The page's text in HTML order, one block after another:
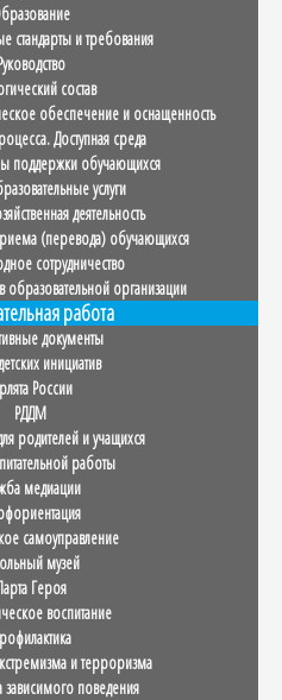
стандарты и требования
состав
обеспечение и оснащенность
Доступная среда
поддержки обучающихся
услуги
деятельность
(перевода) обучающихся
сотрудничество
образовательной организации
работа
документы
инициатив
России
РДДМ
родителей и учащихся
работы
медиации
самоуправление
музей
Героя
воспитание
и терроризма
зависимого поведения